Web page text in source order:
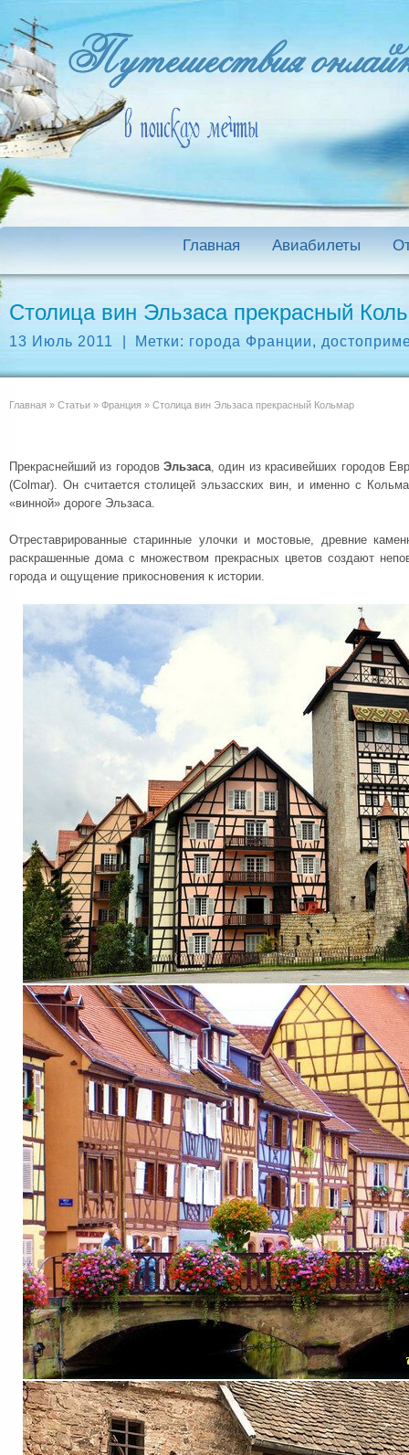
Главная Авиабилеты
Столица вин Эльзаса прекрасный
13 Июль 2011 Метки: города Франции,
Главная » Статьи » Франция » Столица вин Эльзаса прекрасный Кольмар
Прекраснейший из городовЭльзаса, один из красивейших городов
(Colmar). Он считается столицей эльзасских вин, и именно с
«винной» дороге Эльзаса.
Отреставрированные старинные улочки и мостовые, древние
раскрашенные дома с множеством прекрасных цветов создают
города и ощущение прикосновения к истории.